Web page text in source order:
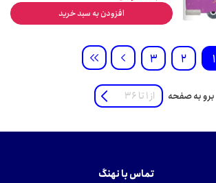
304,000 تومان
افزودن به سبد خرید
1
2
3
برو به صفحه
تماس با نهنگ